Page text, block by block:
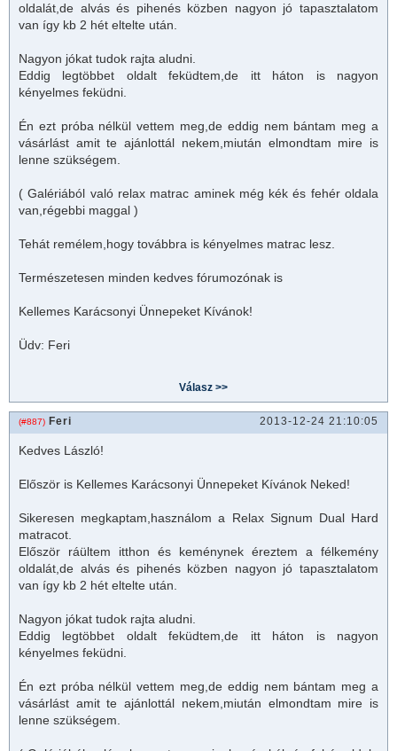
oldalát,de alvás és pihenés közben nagyon jó tapasztalatom
van így kb 2 hét eltelte után.
Nagyon jókat tudok rajta aludni.
Eddig legtöbbet oldalt feküdtem,de itt háton is nagyon
kényelmes feküdni.
Én ezt próba nélkül vettem meg,de eddig nem bántam meg a
vásárlást amit te ajánlottál nekem,miután elmondtam mire is
lenne szükségem.
( Galériából való relax matrac aminek még kék és fehér oldala
van,régebbi maggal )
Tehát remélem,hogy továbbra is kényelmes matrac lesz.
Természetesen minden kedves fórumozónak is
Kellemes Karácsonyi Ünnepeket Kívánok!
Üdv: Feri
(#887) Feri 2013-12-24 21:10:05
Kedves László!
Először is Kellemes Karácsonyi Ünnepeket Kívánok Neked!
Sikeresen megkaptam,használom a Relax Signum Dual Hard
matracot.
Először ráültem itthon és keménynek éreztem a félkemény
oldalát,de alvás és pihenés közben nagyon jó tapasztalatom
van így kb 2 hét eltelte után.
Nagyon jókat tudok rajta aludni.
Eddig legtöbbet oldalt feküdtem,de itt háton is nagyon
kényelmes feküdni.
Én ezt próba nélkül vettem meg,de eddig nem bántam meg a
vásárlást amit te ajánlottál nekem,miután elmondtam mire is
lenne szükségem.